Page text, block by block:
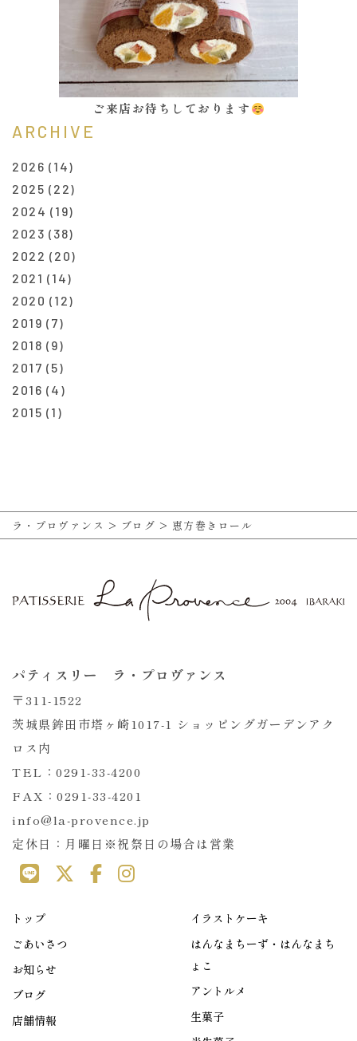
ご来店お待ちしております
ARCHIVE
2026 (14)
2025 (22)
2024 (19)
2023 (38)
2022 (20)
2021 (14)
2020 (12)
2019 (7)
2018 (9)
2017 (5)
2016 (4)
2015 (1)
ラ・プロヴァンス > ブログ > 恵方巻きロール
パティスリー ラ・プロヴァンス
〒311-1522
茨城県鉾田市塔ヶ崎1017-1 ショッピングガーデンアク
ロス内
TEL：0291-33-4200
FAX：0291-33-4201
info@la-provence.jp
定休日：月曜日※祝祭日の場合は営業
トップ
ごあいさつ
お知らせ
ブログ
店舗情報
イラストケーキ
はんなまちーず・はんなまち
ょこ
アントルメ
生菓子